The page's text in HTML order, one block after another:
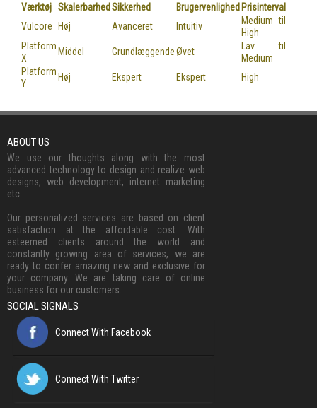
Værktøj Skalerbarhed Sikkerhed Brugervenlighed Prisinterval
Vulcore
Høj Avanceret Intuitiv
Medium til
High
Platform
X
Middel GrundlæggendeØvet
Lav til
Medium
Platform
Y
Høj Ekspert Ekspert High
ABOUT US
We use our thoughts along with the most
advanced technology to design and realize web
designs, web development, internet marketing
etc.
Our personalized services are based on client
satisfaction at the affordable cost. With
esteemed clients around the world and
constantly growing area of services, we are
ready to confer amazing new and exclusive for
your company. We are taking care of online
business for our customers.
SOCIAL SIGNALS
Connect With Facebook
Connect With Twitter